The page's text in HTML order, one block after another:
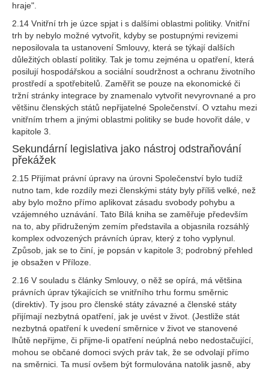
hraje".
2.14 Vnitřní trh je úzce spjat i s dalšími oblastmi politiky. Vnitřní
trh by nebylo možné vytvořit, kdyby se postupnými revizemi
neposilovala ta ustanovení Smlouvy, která se týkají dalších
důležitých oblastí politiky. Tak je tomu zejména u opatření, která
posilují hospodářskou a sociální soudržnost a ochranu životního
prostředí a spotřebitelů. Zaměřit se pouze na ekonomické či
tržní stránky integrace by znamenalo vytvořit nevyrovnané a pro
většinu členských států nepřijatelné Společenství. O vztahu mezi
vnitřním trhem a jinými oblastmi politiky se bude hovořit dále, v
kapitole 3.
Sekundární legislativa jako nástroj odstraňování
překážek
2.15 Přijímat právní úpravy na úrovni Společenství bylo tudíž
nutno tam, kde rozdíly mezi členskými státy byly příliš velké, než
aby bylo možno přímo aplikovat zásadu svobody pohybu a
vzájemného uznávání. Tato Bílá kniha se zaměřuje především
na to, aby přidruženým zemím představila a objasnila rozsáhlý
komplex odvozených právních úprav, který z toho vyplynul.
Způsob, jak se to činí, je popsán v kapitole 3; podrobný přehled
je obsažen v Příloze.
2.16 V souladu s články Smlouvy, o něž se opírá, má většina
právních úprav týkajících se vnitřního trhu formu směrnic
(direktiv). Ty jsou pro členské státy závazné a členské státy
přijímají nezbytná opatření, jak je uvést v život. (Jestliže stát
nezbytná opatření k uvedení směrnice v život ve stanovené
lhůtě nepřijme, či přijme-li opatření neúplná nebo nedostačující,
mohou se občané domoci svých práv tak, že se odvolají přímo
na směrnici. Ta musí ovšem být formulována natolik jasně, aby